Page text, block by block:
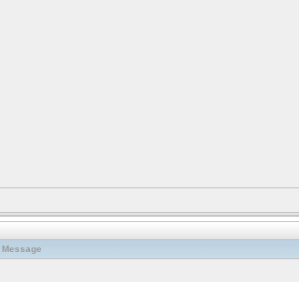
Message